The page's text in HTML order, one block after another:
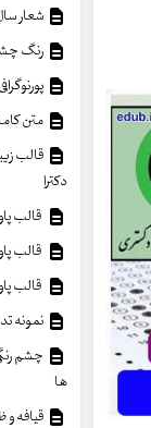
شعار سال ۱۴۰۱ «سال تولید، دانش‌بنیان و
رنگ
متن
قالب
دکترا
قالب
قالب
قالب
نمونه
چشم
ها
قیافه